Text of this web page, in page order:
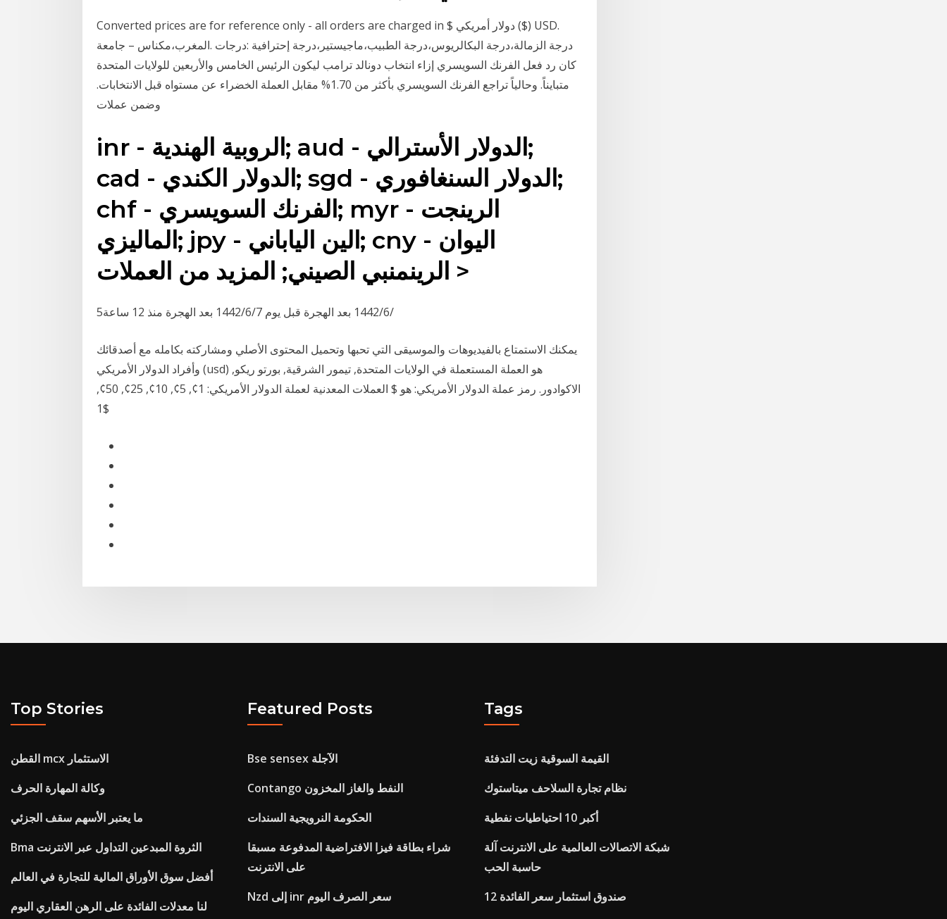
Converted prices are for reference only - all orders are charged in $ دولار أمريكي ($) USD.
درجة الزمالة،درجة البكالريوس،درجة الطبيب،ماجيستير،درجة إحترافية :درجات .المغرب،مكناس – جامعة
كان رد فعل الفرنك السويسري إزاء انتخاب دونالد ترامب ليكون الرئيس الخامس والأربعين للولايات المتحدة
متبايناً. وحالياً تراجع الفرنك السويسري بأكثر من 1.70% مقابل العملة الخضراء عن مستواه قبل الانتخابات.
وضمن عملات
inr - الروبية الهندية; aud - الدولار الأسترالي;
cad - الدولار الكندي; sgd - الدولار السنغافوري;
chf - الفرنك السويسري; myr - الرينجت
الماليزي; jpy - الين الياباني; cny - اليوان
الرينمنبي الصيني; المزيد من العملات >
5‏‏/6‏‏/1442 بعد الهجرة قبل يوم 7‏‏/6‏‏/1442 بعد الهجرة منذ 12 ساعة
يمكنك الاستمتاع بالفيديوهات والموسيقى التي تحبها وتحميل المحتوى الأصلي ومشاركته بكامله مع أصدقائك
وأفراد الدولار الأمريكي (usd) هو العملة المستعملة في الولايات المتحدة, تيمور الشرقية, بورتو ريكو,
الاكوادور. رمز عملة الدولار الأمريكي: هو $ العملات المعدنية لعملة الدولار الأمريكي: 1¢, 5¢, 10¢, 25¢, 50¢,
$1
Top Stories
القطن mcx الاستثمار
وكالة المهارة الحرف
ما يعتبر الأسهم سقف الجزئي
Bma الثروة المبدعين التداول عبر الانترنت
أفضل سوق الأوراق المالية للتجارة في العالم
لنا معدلات الفائدة على الرهن العقاري اليوم
Featured Posts
Bse sensex الآجلة
Contango النفط والغاز المخزون
الحكومة النرويجية السندات
شراء بطاقة فيزا الافتراضية المدفوعة مسبقا
على الانترنت
Nzd إلى inr سعر الصرف اليوم
Tags
القيمة السوقية زيت التدفئة
نظام تجارة السلاحف ميتاستوك
أكبر 10 احتياطيات نفطية
شبكة الاتصالات العالمية على الانترنت آلة
حاسبة الحب
12 صندوق استثمار سعر الفائدة